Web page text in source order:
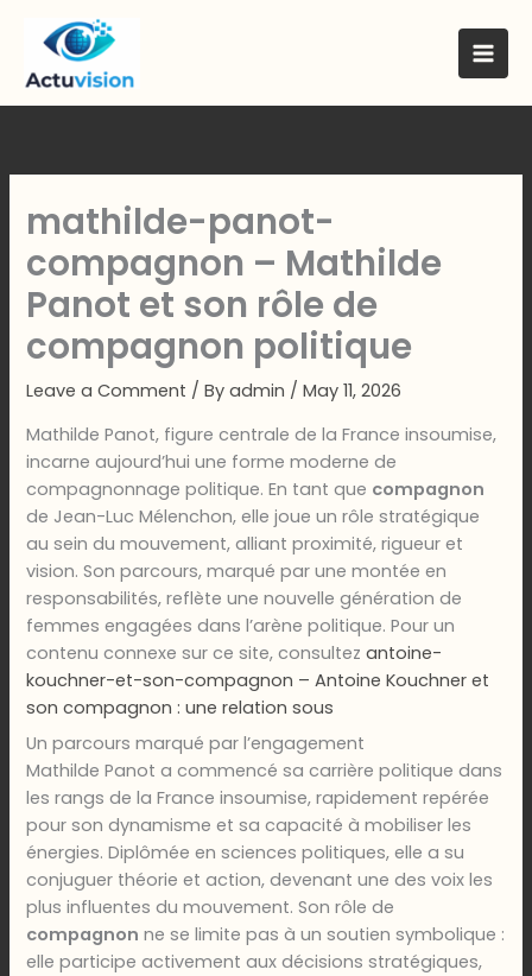
content
mathilde-panot-
compagnon – Mathilde
Panot et son rôle de
compagnon politique
Leave a Comment / Byadmin /May 11, 2026
Mathilde Panot, figure centrale de la France insoumise,
incarne aujourd’hui une forme moderne de
compagnonnage politique. En tant que compagnon
de Jean-Luc Mélenchon, elle joue un rôle stratégique
au sein du mouvement, alliant proximité, rigueur et
vision. Son parcours, marqué par une montée en
responsabilités, reflète une nouvelle génération de
femmes engagées dans l’arène politique. Pour un
contenu connexe sur ce site, consultezantoine-
kouchner-et-son-compagnon – Antoine Kouchner et
son compagnon : une relation sous
Un parcours marqué par l’engagement
Mathilde Panot a commencé sa carrière politique dans
les rangs de la France insoumise, rapidement repérée
pour son dynamisme et sa capacité à mobiliser les
énergies. Diplômée en sciences politiques, elle a su
conjuguer théorie et action, devenant une des voix les
plus influentes du mouvement. Son rôle de
compagnon ne se limite pas à un soutien symbolique :
elle participe activement aux décisions stratégiques,